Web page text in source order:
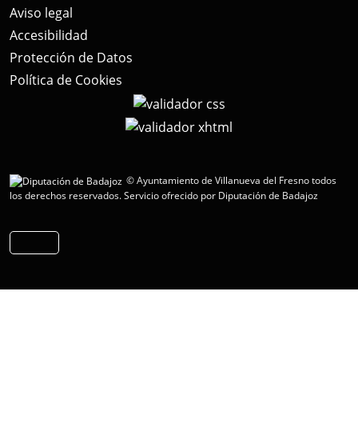
Aviso legal
Accesibilidad
Protección de Datos
Política de Cookies
© Ayuntamiento de Villanueva del Fresno todos
los derechos reservados.Servicio ofrecido por Diputación de Badajoz